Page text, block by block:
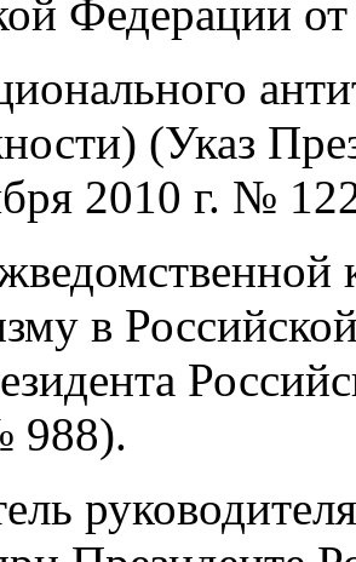
Федерации
(Указ
2010 г. №
в
988).